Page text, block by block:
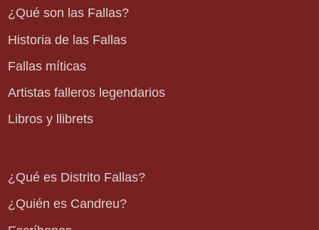
¿Qué son las Fallas?
Historia de las Fallas
Fallas míticas
Artistas falleros legendarios
Libros y llibrets
¿Qué es Distrito Fallas?
¿Quién es Candreu?